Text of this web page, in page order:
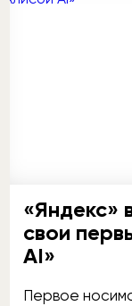
«Яндекс»
свои
AI»
Первое